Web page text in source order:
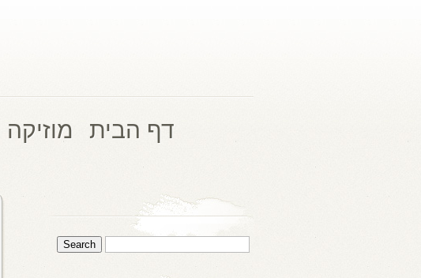
דף הבית מוזיקה